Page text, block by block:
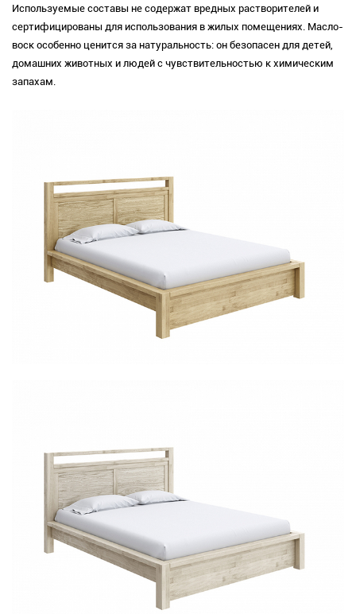
Используемые составы не содержат вредных растворителей и
сертифицированы для использования в жилых помещениях. Масло-
воск особенно ценится за натуральность: он безопасен для детей,
домашних животных и людей с чувствительностью к химическим
запахам.